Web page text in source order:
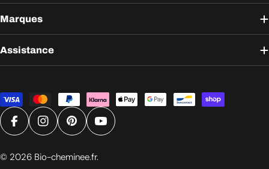
Marques
Assistance
Modes
de
paiement
FacebookInstagramPinterestYouTube
© 2026 Bio-cheminee.fr.